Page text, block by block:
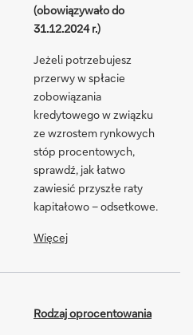
(obowiązywało do
31.12.2024 r.)
Jeżeli potrzebujesz
przerwy w spłacie
zobowiązania
kredytowego w związku
ze wzrostem rynkowych
stóp procentowych,
sprawdź, jak łatwo
zawiesić przyszłe raty
kapitałowo – odsetkowe.
Więcej
Rodzaj oprocentowania